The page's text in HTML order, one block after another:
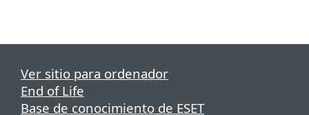
Ver sitio para ordenador
End of Life
Base de conocimiento de ESET